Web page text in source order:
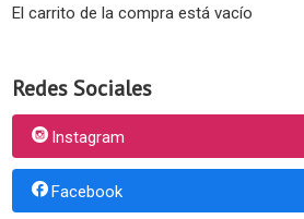
El carrito de la compra está vacío
Redes Sociales
Instagram
Facebook